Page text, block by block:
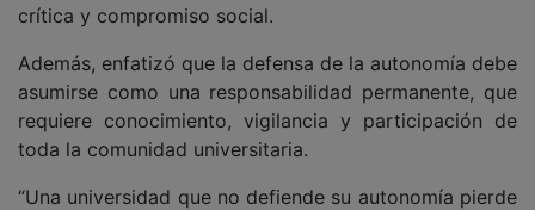
crítica y compromiso social.
Además, enfatizó que la defensa de la autonomía debe
asumirse como una responsabilidad permanente, que
requiere conocimiento, vigilancia y participación de
toda la comunidad universitaria.
“Una universidad que no defiende su autonomía pierde